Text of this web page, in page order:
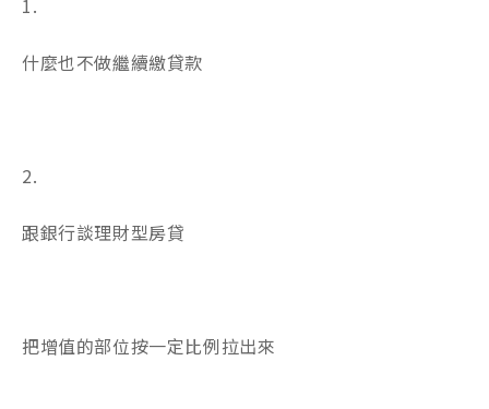
1.
什麼也不做繼續繳貸款
2.
跟銀行談理財型房貸
把增值的部位按一定比例拉出來